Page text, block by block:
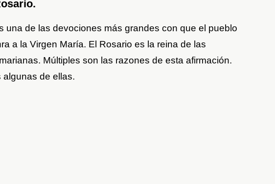
una de las devociones más grandes con que el pueblo
a la Virgen María. El Rosario es la reina de las
Múltiples son las razones de esta afirmación.
algunas de ellas.